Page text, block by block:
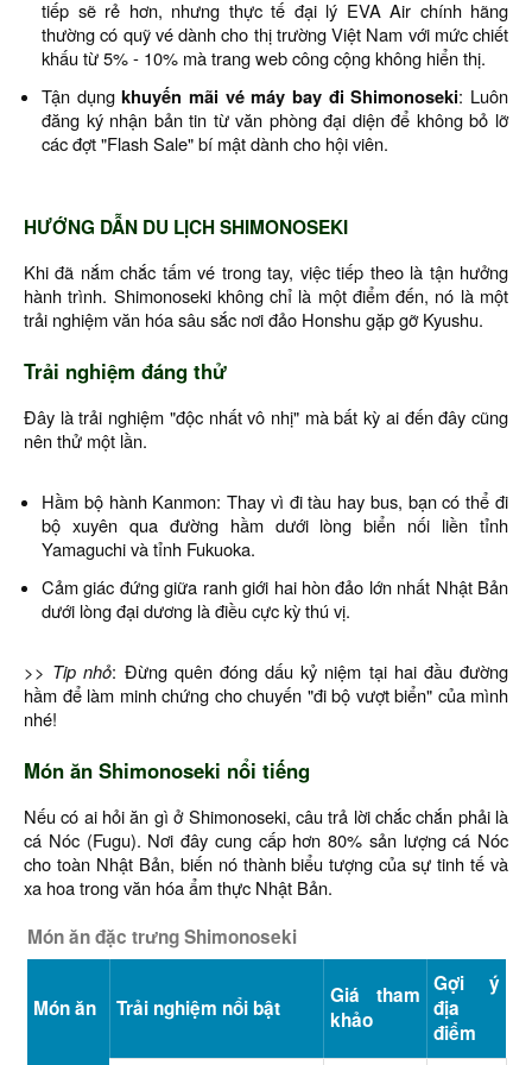
tiếp sẽ rẻ hơn, nhưng thực tế đại lý EVA Air chính hãng
thường có quỹ vé dành cho thị trường Việt Nam với mức chiết
khấu từ 5% - 10% mà trang web công cộng không hiển thị.
Tận dụngkhuyến mãi vé máy bay đi Shimonoseki: Luôn
đăng ký nhận bản tin từ văn phòng đại diện để không bỏ lỡ
các đợt "Flash Sale" bí mật dành cho hội viên.
HƯỚNG DẪN DU LỊCH SHIMONOSEKI
Khi đã nắm chắc tấm vé trong tay, việc tiếp theo là tận hưởng
hành trình. Shimonoseki không chỉ là một điểm đến, nó là một
trải nghiệm văn hóa sâu sắc nơi đảo Honshu gặp gỡ Kyushu.
Trải nghiệm đáng thử
Đây là trải nghiệm "độc nhất vô nhị" mà bất kỳ ai đến đây cũng
nên thử một lần.
Hầm bộ hành Kanmon: Thay vì đi tàu hay bus, bạn có thể đi
bộ xuyên qua đường hầm dưới lòng biển nối liền tỉnh
Yamaguchi và tỉnh Fukuoka.
Cảm giác đứng giữa ranh giới hai hòn đảo lớn nhất Nhật Bản
dưới lòng đại dương là điều cực kỳ thú vị.
>> Tip nhỏ: Đừng quên đóng dấu kỷ niệm tại hai đầu đường
hầm để làm minh chứng cho chuyến "đi bộ vượt biển" của mình
nhé!
Món ăn Shimonoseki nổi tiếng
Nếu có ai hỏi ăn gì ở Shimonoseki, câu trả lời chắc chắn phải là
cá Nóc (Fugu). Nơi đây cung cấp hơn 80% sản lượng cá Nóc
cho toàn Nhật Bản, biến nó thành biểu tượng của sự tinh tế và
xa hoa trong văn hóa ẩm thực Nhật Bản.
Món ăn đặc trưng Shimonoseki
Món ăn Trải nghiệm nổi bật
Giá tham
khảo
Gợi ý
địa
điểm